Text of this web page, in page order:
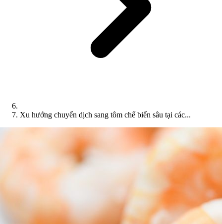
Xu hướng chuyển dịch sang tôm chế biến sâu tại các...